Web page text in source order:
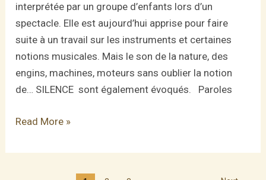
interprétée par un groupe d’enfants lors d’un
spectacle. Elle est aujourd’hui apprise pour faire
suite à un travail sur les instruments et certaines
notions musicales. Mais le son de la nature, des
engins, machines, moteurs sans oublier la notion
de… SILENCE sont également évoqués. Paroles
Des
partout
Read More »